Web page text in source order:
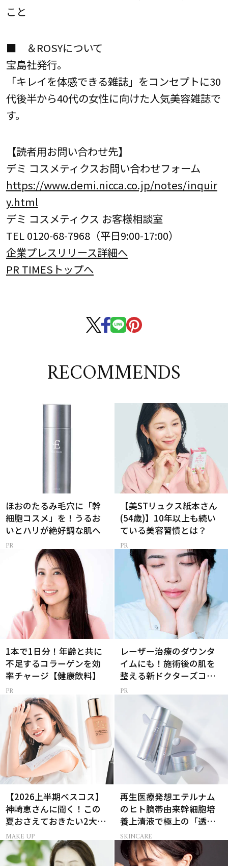
こと
■ ＆ROSYについて
宝島社発行。
「キレイを体感できる雑誌」をコンセプトに30
代後半から40代の女性に向けた人気美容雑誌で
す。
【読者用お問い合わせ先】
デミ コスメティクスお問い合わせフォーム
https://www.demi.nicca.co.jp/notes/inquir
y.html
デミ コスメティクス お客様相談室
TEL 0120-68-7968（平日9:00-17:00）
企業プレスリリース詳細へ
PR TIMESトップへ
RECOMMENDS
ほおのたるみ毛穴に「幹
細胞コスメ」を！うるお
いとハリが絶好調な肌へ
【美STリュクス紙本さん
(54歳)】10年以上も続い
ている美容習慣とは？
1本で1日分！年齢と共に
不足するコラーゲンを効
率チャージ【健康飲料】
レーザー治療のダウンタ
イムにも！施術後の肌を
整える新ドクターズコス
メ
【2026上半期ベスコス】
神崎恵さんに聞く！この
夏おさえておきたい2大メ
イクトレンド
MAKE UP
再生医療発想エテルナム
のヒト臍帯由来幹細胞培
養上清液で極上の「透明
感ハリ肌」へ
SKINCARE